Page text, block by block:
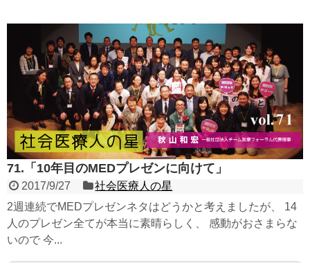
71.「10年目のMEDプレゼンに向けて」
2017/9/27
社会医療人の星
2週連続でMEDプレゼンネタはどうかと考えましたが、 14
人のプレゼン全てが本当に素晴らしく、 感動がおさまらな
いので 今...